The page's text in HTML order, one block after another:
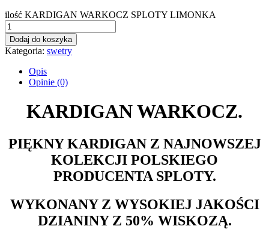
ilość KARDIGAN WARKOCZ SPLOTY LIMONKA
Dodaj do koszyka
Kategoria: swetry
Opis
Opinie (0)
KARDIGAN WARKOCZ.
PIĘKNY KARDIGAN Z NAJNOWSZEJ
KOLEKCJI POLSKIEGO
PRODUCENTA SPLOTY.
WYKONANY Z WYSOKIEJ JAKOŚCI
DZIANINY Z 50% WISKOZĄ.